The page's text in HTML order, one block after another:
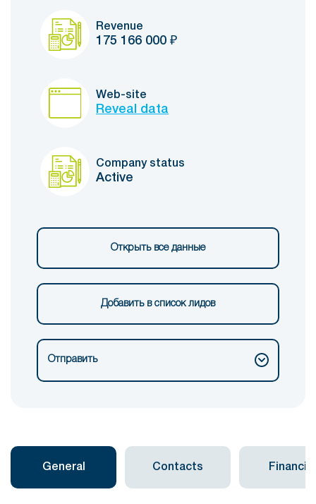
Revenue
175 166 000 ₽
Web-site
Reveal data
Company status
Active
Открыть все данные
Добавить в список лидов
Отправить
General Contacts Financial